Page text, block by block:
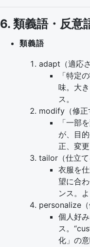
6. 類義語・反意
類義語
adapt（適応さ
「特定
味。大
ス。
modify（修正
「一部
が、目
正、変
tailor（仕立て
衣服を
望に合
ンス。
personalize（
個人好
ス。
化」の